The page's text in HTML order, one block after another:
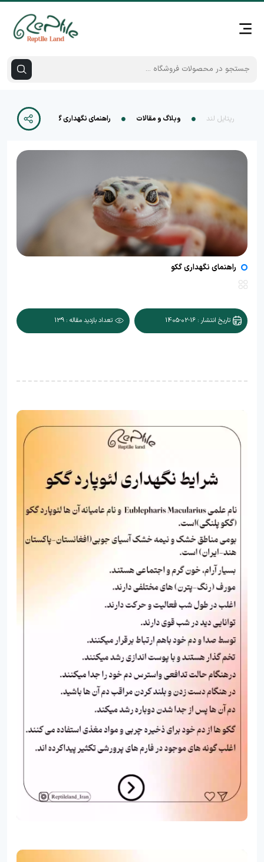
رپتایل لند وبلاگ و مقالات راهنمای نگهداری گکو
راهنمای نگهداری گکو
تاریخ انتشار : 16-02-1405 تعداد بازدید مقاله : 139